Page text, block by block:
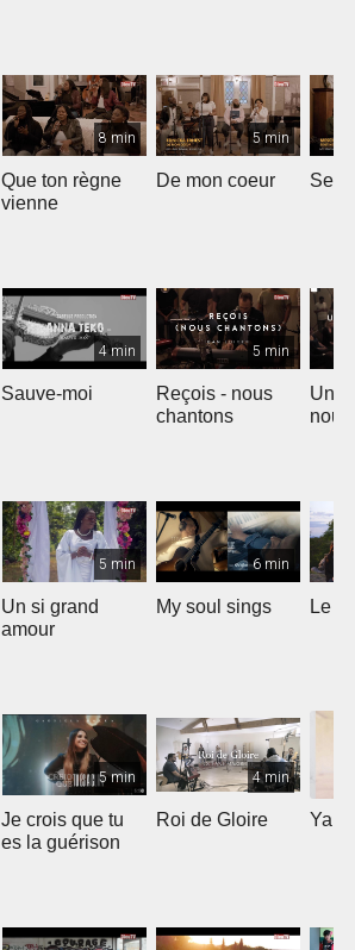
8 min
Que ton règne
vienne
5 min
De mon coeur
4 min
Sauve-moi
5 min
Reçois - nous
chantons
Un
5 min
Un si grand
amour
6 min
My soul sings Le
5 min
Je crois que tu
es la guérison
4 min
Roi de Gloire